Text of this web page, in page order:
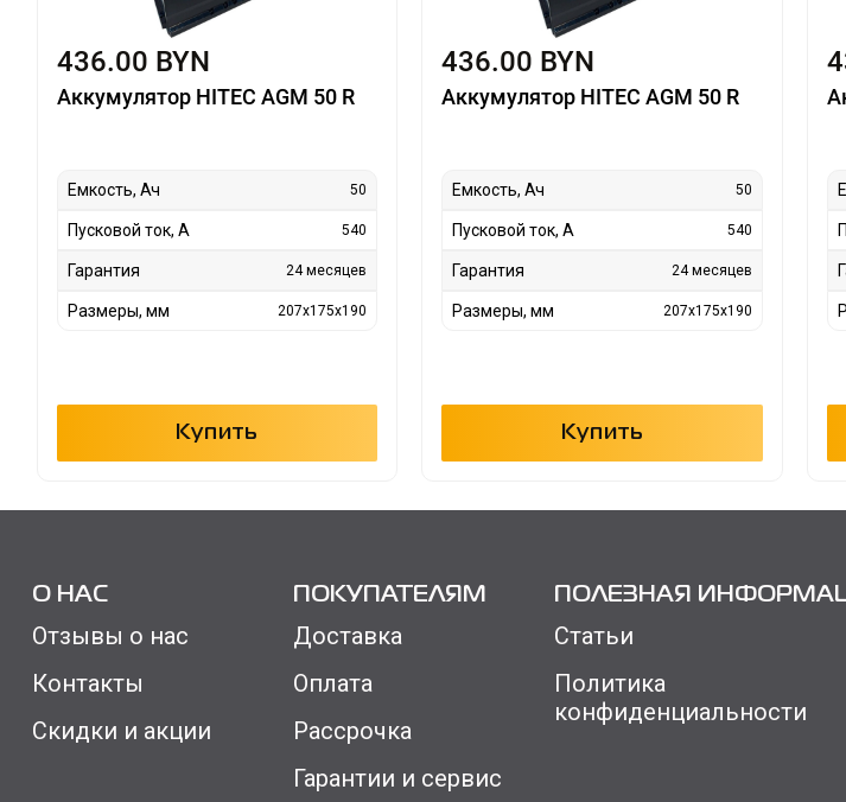
436.00 BYN
Аккумулятор HITEC AGM 50 R
Емкость, Ач 50
Пусковой ток, А 540
Гарантия 24 месяцев
Размеры, мм 207х175х190
Купить
436.00 BYN
Аккумулятор HITEC AGM 50 R
Емкость, Ач 50
Пусковой ток, А 540
Гарантия 24 месяцев
Размеры, мм 207х175х190
Купить
О НАС
Отзывы о нас
Контакты
Скидки и акции
ПОКУПАТЕЛЯМ
Доставка
Оплата
Рассрочка
Гарантии и сервис
ПОЛЕЗНАЯ
Статьи
Политика
конфиденциальности